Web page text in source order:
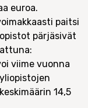
euroa.
paitsi
pärjäsivät
viime vuonna
14,5